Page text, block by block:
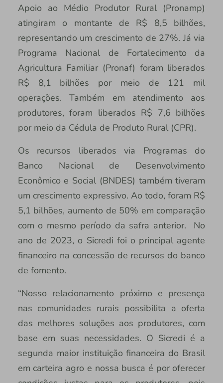
Apoio ao Médio Produtor Rural (Pronamp)
atingiram o montante de R$ 8,5 bilhões,
representando um crescimento de 27%. Já via
Programa Nacional de Fortalecimento da
Agricultura Familiar (Pronaf) foram liberados
R$ 8,1 bilhões por meio de 121 mil
operações. Também em atendimento aos
produtores, foram liberados R$ 7,6 bilhões
por meio da Cédula de Produto Rural (CPR).
Os recursos liberados via Programas do
Banco Nacional de Desenvolvimento
Econômico e Social (BNDES) também tiveram
um crescimento expressivo. Ao todo, foram R$
5,1 bilhões, aumento de 50% em comparação
com o mesmo período da safra anterior. No
ano de 2023, o Sicredi foi o principal agente
financeiro na concessão de recursos do banco
de fomento.
“Nosso relacionamento próximo e presença
nas comunidades rurais possibilita a oferta
das melhores soluções aos produtores, com
base em suas necessidades. O Sicredi é a
segunda maior instituição financeira do Brasil
em carteira agro e nossa busca é por oferecer